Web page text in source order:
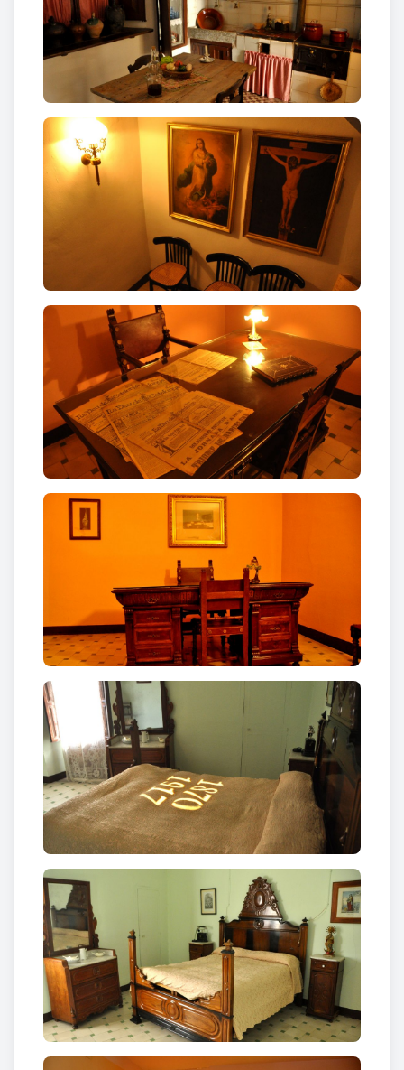
diversos grups polítics, però va ser des de la Lliga
Regionalista on va exercir una intensa activitat
política. Va participar en la redacció de Les Bases de
Manresa, el 1892. I va ser un dels fundadors de La
Veu de Catalunya, el 1899. L’any 1907 va ser escollit
president de la Diputació de Barcelona, des d’on
impulsà el projecte de la Mancomunitat de
Catalunya. En va ser el primer president i va
endegar una àmplia obra de modernització i millora
del país. Eugeni d’Ors va qualificar Prat de la Riba
“seny ordenador de Catalunya”.
Enric Prat de la Riba va passar la infantesa i part de
l’adolescència en aquesta casa. Després, un cop
casat, es va quedar a viure a Barcelona, a la Rambla
Catalunya. Però la família tornava sovint a
Castellterçol, a passar-hi tot l’estiu i les vacances de
Nadal. I aquí al poble va morir, l’agost del 1917.
Per ampliar informació podeu consultar el web de
la Casa museu Prat de la Riba.
explicar la biografia del polític. El recorregut es basa
en tres àmbits: els seusorígens
pagesa i la seva família, la feina que va fer com a
pensador i comunicador, i la sevaobra de govern
La visita també serveix per conèixer com era una
casa rural benestant de principis del segle XX.
L’habitatge s’estructura en dues plantes i golfes. La
planta baixa consta d’un rebedor i passadís,
decorats amb rajoles molt vistoses. També hi ha el
menjador i la cuina, que conserva la cuina
econòmica i una antiga llar de foc. Al fons del
passadís hi ha una estança molt àmplia, que
s’utilitza com a sala d’actes i exposicions. Des d’aquí
s’accedeix al jardí, un racó molt agradable amb un
pou, un brollador de pedra i un llorer centenari.
A la planta noble trobem el dormitori on va néixer i
morir el polític, el despatx que tenia a
Barcelona, una sala amb un audiovisual sobre la
seva vida i una sala dedicada a Enric Prat de la Riba i
els seus col·laboradors, amb una galeria de retrats.